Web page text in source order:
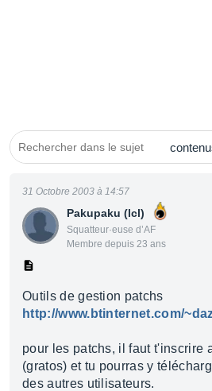
Pakupaku (lcl)
Squatteur·euse d’AF
Membre depuis 23 ans
31 Octobre 2003 à 14:57
Outils de gestion patchs
http://www.btinternet.com/
pour les patchs, il faut t'inscrire
(gratos) et tu pourras y
des autres utilisateurs.